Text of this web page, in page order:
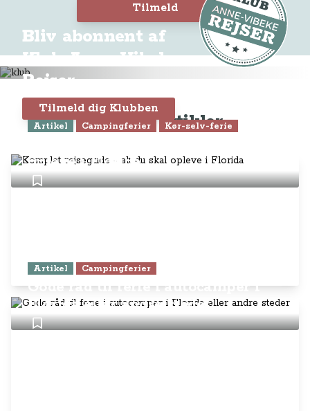
Tilmeld
Bliv abonnent af
Klub Anne-Vibeke
Rejser
Tilmeld dig Klubben
Seneste artikler
Artikel Campingferier Kør-selv-ferie
opleve i Florida
Artikel Campingferier
Gode råd til ferie i autocamper i
Florida eller andre steder